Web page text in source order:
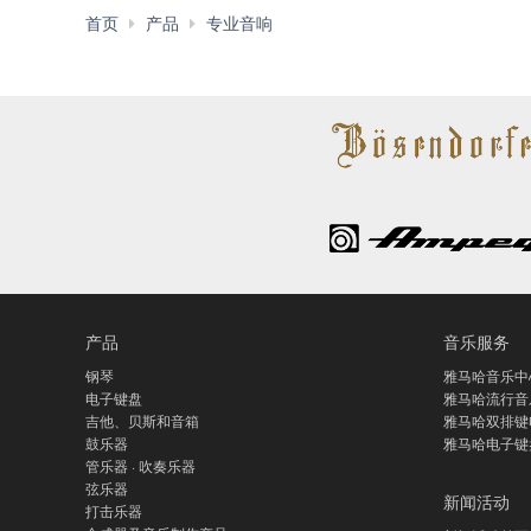
首页 产品 专业音响
产品
钢琴
电子键盘
吉他、贝斯和音箱
鼓乐器
管乐器 · 吹奏乐器
弦乐器
打击乐器
音乐服务
雅马哈音乐
雅马哈流行
雅马哈双排
雅马哈电子
新闻活动